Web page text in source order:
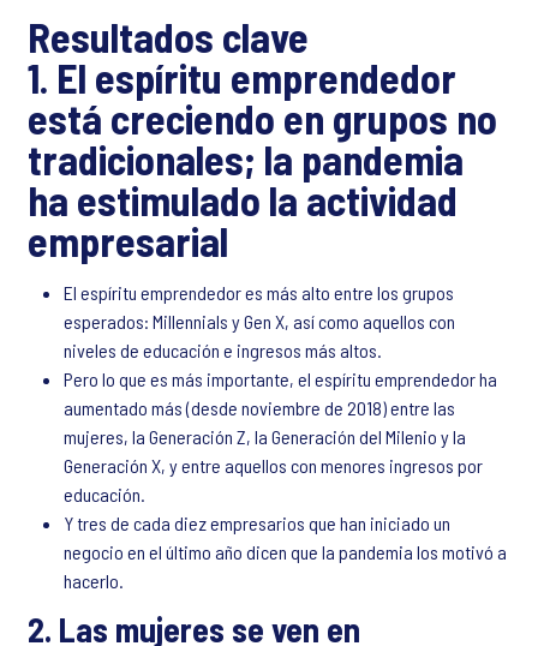
Resultados clave
1. El espíritu emprendedor
está creciendo en grupos no
tradicionales; la pandemia
ha estimulado la actividad
empresarial
El espíritu emprendedor es más alto entre los grupos
esperados: Millennials y Gen X, así como aquellos con
niveles de educación e ingresos más altos.
Pero lo que es más importante, el espíritu emprendedor ha
aumentado más (desde noviembre de 2018) entre las
mujeres, la Generación Z, la Generación del Milenio y la
Generación X, y entre aquellos con menores ingresos por
educación.
Y tres de cada diez empresarios que han iniciado un
negocio en el último año dicen que la pandemia los motivó a
hacerlo.
2. Las mujeres se ven en